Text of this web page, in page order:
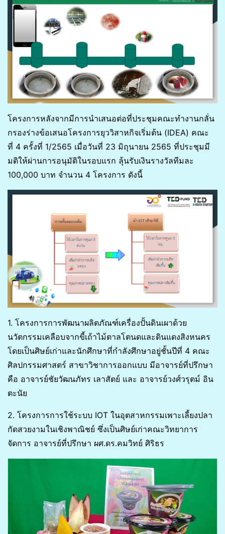
โครงการหลังจากมีการนำเสนอต่อที่ประชุมคณะทำงานกลั่น
กรองร่างข้อเสนอโครงการยุววิสาหกิจเริ่มต้น (IDEA) คณะ
ที่ 4 ครั้งที่ 1/2565 เมื่อวันที่ 23 มิถุนายน 2565 ที่ประชุมมี
มติให้ผ่านการอนุมัติในรอบแรก ลุ้นรับเงินรางวัลทีมละ
100,000 บาท จำนวน 4 โครงการ ดังนี้
1. โครงการการพัฒนาผลิตภัณฑ์เครื่องปั้นดินเผาด้วย
นวัตกรรมเคลือบจากขี้เถ้าไม้ตาลโตนดและดินแดงสิงหนคร
โดยเป็นศิษย์เก่าและนักศึกษาที่กำลังศึกษาอยู่ชั้นปีที่ 4 คณะ
ศิลปกรรมศาสตร์ สาขาวิชาการออกแบบ มีอาจารย์ที่ปรึกษา
คือ อาจารย์ชัยวัฒนภัทร เลาสัตย์ และ อาจารย์วงศ์วรุตม์ อิน
ตะนัย
2. โครงการการใช้ระบบ IOT ในอุตสาหกรรมเพาะเลี้ยงปลา
กัดสวยงามในเชิงพาณิชย์ ซึ่งเป็นศิษย์เก่าคณะวิทยาการ
จัดการ อาจารย์ที่ปรึกษา ผศ.ดร.คมวิทย์ ศิริธร